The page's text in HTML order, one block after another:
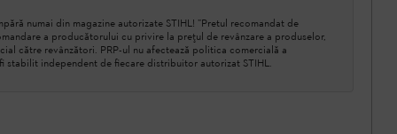
numai din magazine autorizate STIHL! ”Pretul recomandat de
a producătorului cu privire la prețul de revânzare a produselor,
către revânzători. PRP-ul nu afectează politica comercială a
independent de fiecare distribuitor autorizat STIHL.